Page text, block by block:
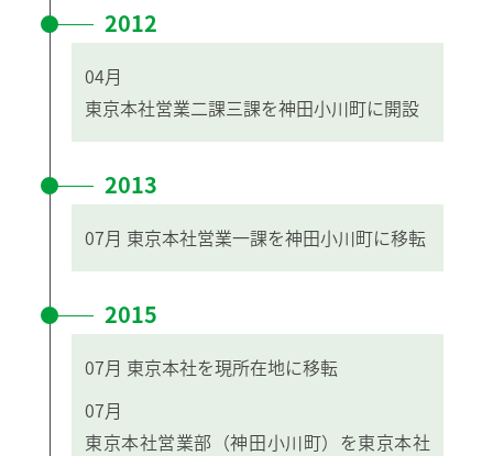
2012
04月
東京本社営業二課三課を神田小川町に開設
2013
07月 東京本社営業一課を神田小川町に移転
2015
07月 東京本社を現所在地に移転
07月
東京本社営業部（神田小川町）を東京本社